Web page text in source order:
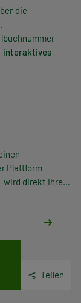
die
interaktives
Plattform
wird direkt Ihrem
Teilen